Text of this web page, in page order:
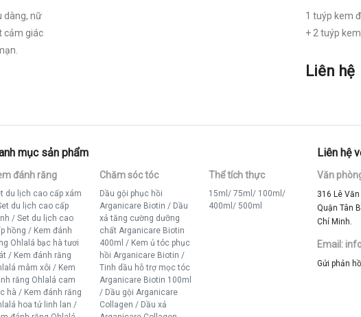
dàng, nữ
cảm giác
1 tuýp kem
+ 2 tuýp
Liên hệ
mục sản phẩm
đánh răng
du lịch cao cấp xám
du lịch cao cấp
/ Set du lịch cao
hồng / Kem đánh
Ohlalá bạc hà tươi
/ Kem đánh răng
mâm xôi / Kem
răng Ohlalá cam
hà / Kem đánh răng
hoa tử linh lan /
Chăm sóc tóc
Dầu gội phục hồi
Arganicare Biotin / Dầu
xả tăng cường dưỡng
chất Arganicare Biotin
400ml / Kem ủ tóc phục
hồi Arganicare Biotin /
Tinh dầu hỗ trợ mọc tóc
Arganicare Biotin 100ml
/ Dầu gội Arganicare
Collagen / Dầu xả
Thể tích thực
15ml / 75ml / 100ml /
400ml / 500ml
Liên hệ
Văn
316 Lê
Quận Tân
Chí Minh.
Email:
Gửi phản